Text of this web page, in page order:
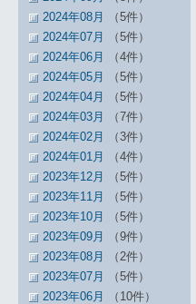
2024年08月
（5件）
2024年07月
（5件）
2024年06月
（4件）
2024年05月
（5件）
2024年04月
（5件）
2024年03月
（7件）
2024年02月
（3件）
2024年01月
（4件）
2023年12月
（5件）
2023年11月
（5件）
2023年10月
（5件）
2023年09月
（9件）
2023年08月
（2件）
2023年07月
（5件）
2023年06月
（10件）